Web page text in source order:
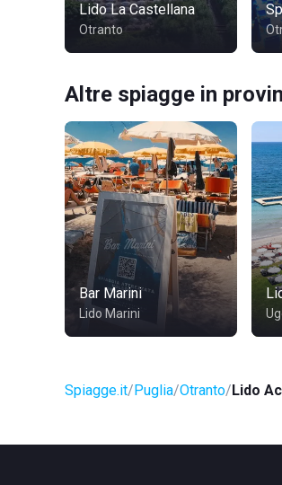
Lido La Castellana
Otranto
Altre spiagge in
Bar Marini
Lido Marini
Spiagge.it Puglia Otranto Lido